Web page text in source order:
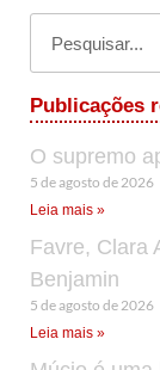
Publicações
O supremo
5 de agosto de 2026
Leia mais »
Favre, Clara
Benjamin
5 de agosto de 2026
Leia mais »